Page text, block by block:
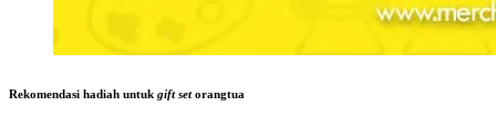
Rekomendasi hadiah untuk gift setorangtua